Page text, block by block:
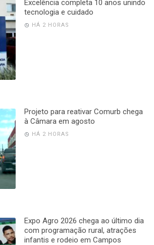
Excelência completa 10 anos unindo
tecnologia e cuidado
HÁ 2 HORAS
Projeto para reativar Comurb chega
à Câmara em agosto
HÁ 2 HORAS
Expo Agro 2026 chega ao último dia
com programação rural, atrações
infantis e rodeio em Campos